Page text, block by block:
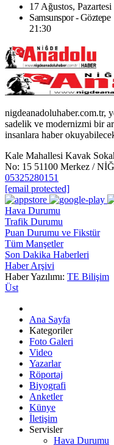
17 Ağustos, Pazartesi
Samsunspor - Göztepe
21:30
nigdeanadoluhaber.com.tr,
sadelik ve modernizmi bir
insanlara haber
Kale Mahallesi Kavak
No: 15 51100 Merkez /
05325280151
[email protected]
Hava Durumu
Trafik Durumu
Puan Durumu ve Fikstür
Tüm Manşetler
Son Dakika Haberleri
Haber Arşivi
Haber Yazılımı: TE Bilişim
Üst
Ana Sayfa
Kategoriler
Foto Galeri
Video
Yazarlar
Röportaj
Biyografi
Anketler
Künye
İletişim
Servisler
Hava Durumu